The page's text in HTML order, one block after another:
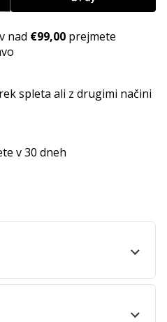
nad €99,00 prejmete
spleta ali z drugimi načini
v 30 dneh